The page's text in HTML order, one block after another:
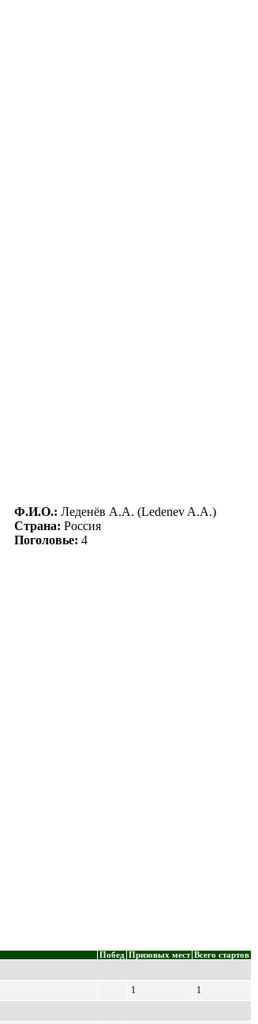
Ф.И.О.: Леденёв А.А. (Ledenev A.A.)
Страна: Россия
Поголовье: 4
Побед Призовых мест Всего стартов
1
1